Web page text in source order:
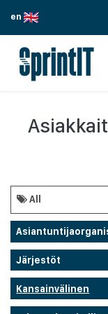
en
All
Järjestöt
Kansainvälinen